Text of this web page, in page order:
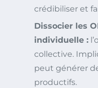
crédibiliser et
Dissocier les
individuelle :
collective.
peut générer
productifs.